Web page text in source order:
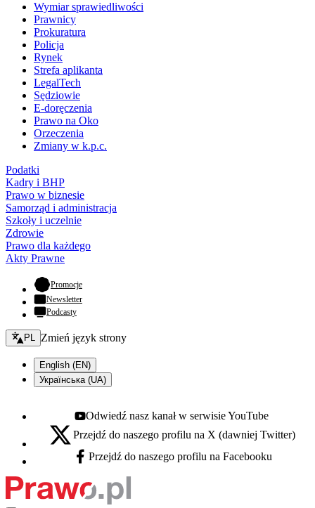
Wymiar sprawiedliwości
Prawnicy
Prokuratura
Policja
Rynek
Strefa aplikanta
LegalTech
Sędziowie
E-doręczenia
Prawo na Oko
Orzeczenia
Zmiany w k.p.c.
Podatki
Kadry i BHP
Prawo w biznesie
Samorząd i administracja
Szkoły i uczelnie
Zdrowie
Prawo dla każdego
Akty Prawne
Promocje- otwiera się w nowej karcie
Newsletter
Podcasty
Zmień język - bieżący:
PL Zmień język strony
English (EN)
Українська (UA)
Youtube - otwiera się w nowej karcie
Odwiedź nasz kanał w serwisie YouTube
X - otwiera się w nowej karcie
Przejdź do naszego profilu na X (dawniej Twitter)
Facebook - otwiera się w nowej karcie
Przejdź do naszego profilu na Facebooku